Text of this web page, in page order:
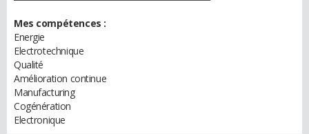
Mes compétences :
Energie
Electrotechnique
Qualité
Amélioration continue
Manufacturing
Cogénération
Electronique